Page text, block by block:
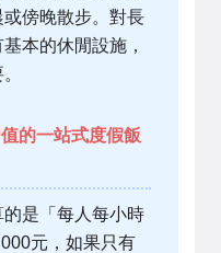
傍晚散步。對長
本的休閒設施，
的一站式度假飯
是「每人每小時
元，如果只有